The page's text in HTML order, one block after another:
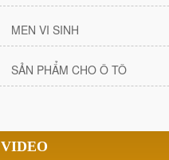
MEN VI SINH
SẢN PHẨM CHO Ô TÔ
VIDEO